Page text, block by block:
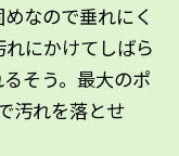
なので垂れにく
にかけてしばら
そう。最大のポ
汚れを落とせ